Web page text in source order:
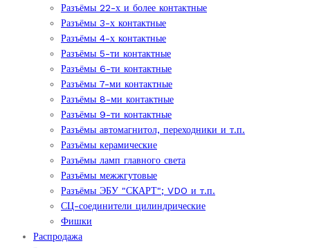
Разъёмы 22-х и более контактные
Разъёмы 3-х контактные
Разъёмы 4-х контактные
Разъёмы 5-ти контактные
Разъёмы 6-ти контактные
Разъёмы 7-ми контактные
Разъёмы 8-ми контактные
Разъёмы 9-ти контактные
Разъёмы автомагнитол, переходники и т.п.
Разъёмы керамические
Разъёмы ламп главного света
Разъёмы межжгутовые
Разъёмы ЭБУ "СКАРТ"; VDO и т.п.
СЦ-соединители цилиндрические
Фишки
Распродажа